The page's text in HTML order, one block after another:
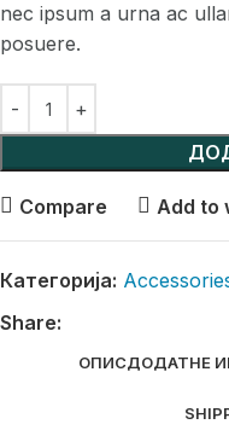
nec ipsum a urna ac
posuere.
Compare Add to
Категорија:
Share:
ОПИСДОДАТНЕ